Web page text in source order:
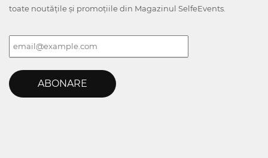
toate noutățile și promoțiile din Magazinul SelfeEvents.
ABONARE